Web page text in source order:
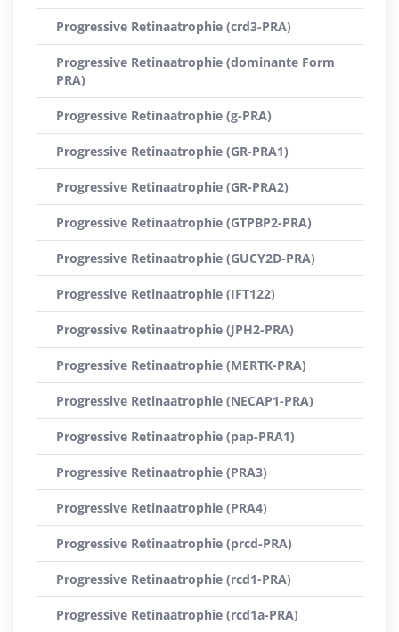
Progressive Retinaatrophie (crd3-PRA)
Progressive Retinaatrophie (dominante Form
PRA)
Progressive Retinaatrophie (g-PRA)
Progressive Retinaatrophie (GR-PRA1)
Progressive Retinaatrophie (GR-PRA2)
Progressive Retinaatrophie (GTPBP2-PRA)
Progressive Retinaatrophie (GUCY2D-PRA)
Progressive Retinaatrophie (IFT122)
Progressive Retinaatrophie (JPH2-PRA)
Progressive Retinaatrophie (MERTK-PRA)
Progressive Retinaatrophie (NECAP1-PRA)
Progressive Retinaatrophie (pap-PRA1)
Progressive Retinaatrophie (PRA3)
Progressive Retinaatrophie (PRA4)
Progressive Retinaatrophie (prcd-PRA)
Progressive Retinaatrophie (rcd1-PRA)
Progressive Retinaatrophie (rcd1a-PRA)